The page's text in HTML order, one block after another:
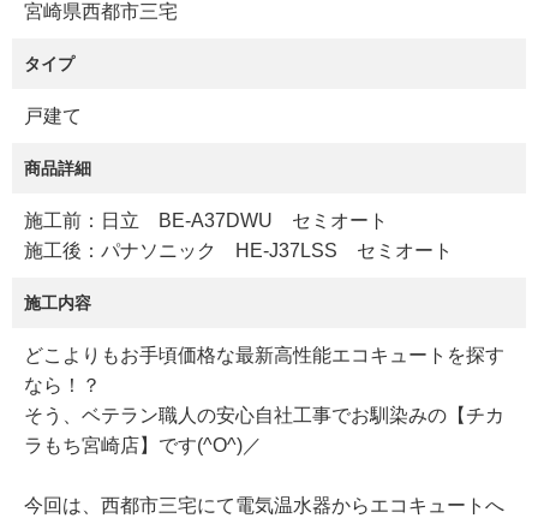
宮崎県西都市三宅
タイプ
戸建て
商品詳細
施工前：日立 BE-A37DWU セミオート
施工後：パナソニック HE-J37LSS セミオート
施工内容
どこよりもお手頃価格な最新高性能エコキュートを探す
なら！？
そう、ベテラン職人の安心自社工事でお馴染みの【チカ
ラもち宮崎店】です(^O^)／
今回は、西都市三宅にて電気温水器からエコキュートへ